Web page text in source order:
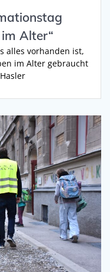
Alter“
alles vorhanden ist,
im Alter gebraucht